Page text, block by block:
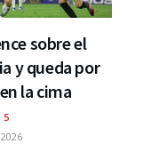
sobre el
y queda por
la cima
5